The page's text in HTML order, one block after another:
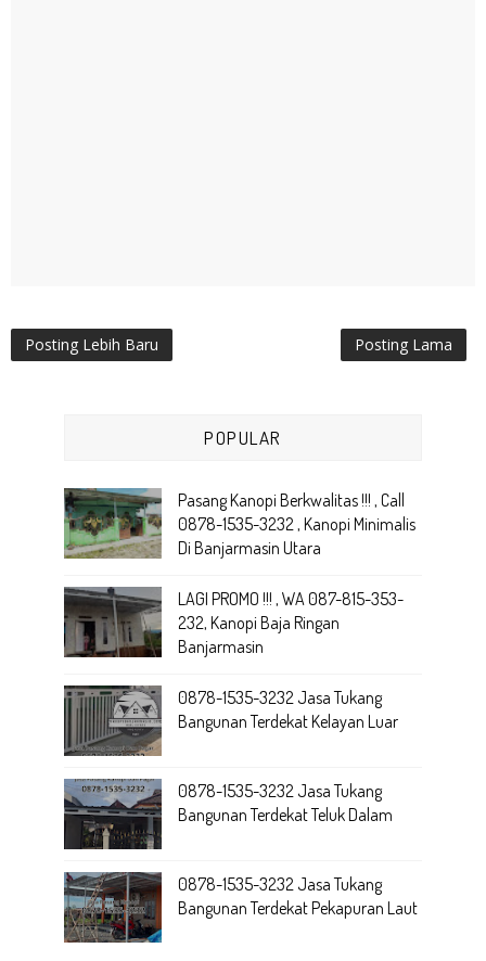
Posting Lebih Baru Posting Lama
POPULAR
Pasang Kanopi Berkwalitas !!! , Call
0878-1535-3232 , Kanopi Minimalis
Di Banjarmasin Utara
LAGI PROMO !!! , WA 087-815-353-
232, Kanopi Baja Ringan
Banjarmasin
0878-1535-3232 Jasa Tukang
Bangunan Terdekat Kelayan Luar
0878-1535-3232 Jasa Tukang
Bangunan Terdekat Teluk Dalam
0878-1535-3232 Jasa Tukang
Bangunan Terdekat Pekapuran Laut